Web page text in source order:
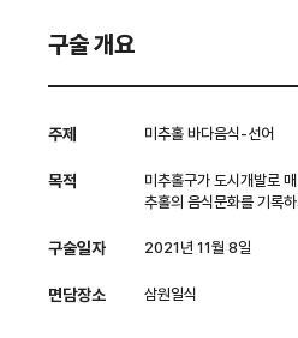
구술 개요
주제 미추홀 바다음식-선어
목적
미추홀구가 도시개발로
추홀의 음식문화를 기록
구술일자 2021년 11월 8일
면담장소 삼원일식